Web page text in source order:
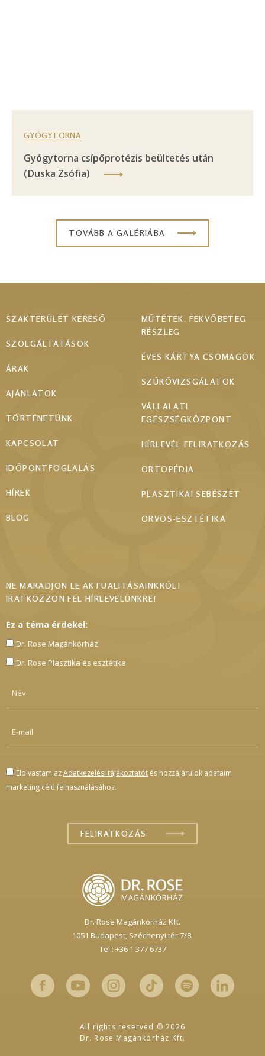
GYÓGYTORNA
Gyógytorna csípőprotézis beültetés után
(Duska Zsófia)
TOVÁBB A GALÉRIÁBA
Dr. Rose Magánkórház Kft.
1051 Budapest,Széchenyi tér 7/8.
Tel.: +36 1 377 6737
Footer
SZAKTERÜLET KERESŐ
SZOLGÁLTATÁSOK
ÁRAK
AJÁNLATOK
TÖRTÉNETÜNK
KAPCSOLAT
IDŐPONTFOGLALÁS
HÍREK
BLOG
MŰTÉTEK, FEKVŐBETEG
RÉSZLEG
ÉVES KÁRTYA CSOMAGOK
SZŰRŐVIZSGÁLATOK
VÁLLALATI
EGÉSZSÉGKÖZPONT
HÍRLEVÉL FELIRATKOZÁS
ORTOPÉDIA
PLASZTIKAI SEBÉSZET
ORVOS-ESZTÉTIKA
NE MARADJON LE AKTUALITÁSAINKRÓL!
IRATKOZZON FEL HÍRLEVELÜNKRE!
Ez a téma érdekel:
Dr. Rose Magánkórház
Dr. Rose Plasztika és esztétika
Elolvastam azAdatkezelési tájékoztatót és hozzájárulok adataim
marketing célú felhasználásához.
All rights reserved © 2026
Dr. Rose Magánkórház Kft.